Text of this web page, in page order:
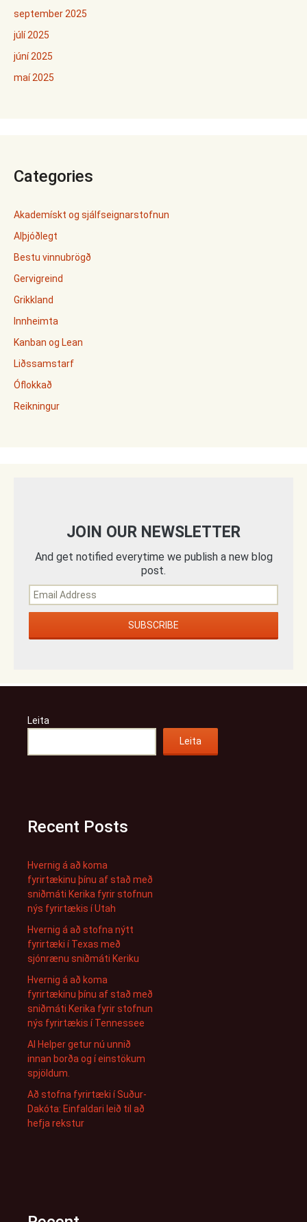
september 2025
júlí 2025
júní 2025
maí 2025
Categories
Akademískt og sjálfseignarstofnun
Alþjóðlegt
Bestu vinnubrögð
Gervigreind
Grikkland
Innheimta
Kanban og Lean
Liðssamstarf
Óflokkað
Reikningur
JOIN OUR NEWSLETTER
And get notified everytime we publish a new blog
post.
Leita
Leita
Recent Posts
Hvernig á að koma
fyrirtækinu þínu af stað með
sniðmáti Kerika fyrir stofnun
nýs fyrirtækis í Utah
Hvernig á að stofna nýtt
fyrirtæki í Texas með
sjónrænu sniðmáti Keriku
Hvernig á að koma
fyrirtækinu þínu af stað með
sniðmáti Kerika fyrir stofnun
nýs fyrirtækis í Tennessee
AI Helper getur nú unnið
innan borða og í einstökum
spjöldum.
Að stofna fyrirtæki í Suður-
Dakóta: Einfaldari leið til að
hefja rekstur